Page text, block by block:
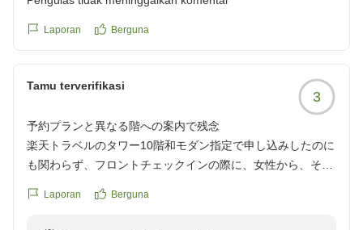
Laporan Berguna
Tamu terverifikasi
3
予約プランと異なる階への案内で残念
楽天トラベルのタワー10階和モダン指定で申し込みしたのに
も関わらず、フロントチェックインの際に、女性から、その
バーサリーが台無しで残念でした。6階の大浴場の眺めは良
Laporan Berguna